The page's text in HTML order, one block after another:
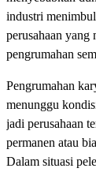
industri
perusahaan yang
pengrumahan
Pengrumahan
menunggu
jadi perusahaan
permanen atau
Dalam situasi